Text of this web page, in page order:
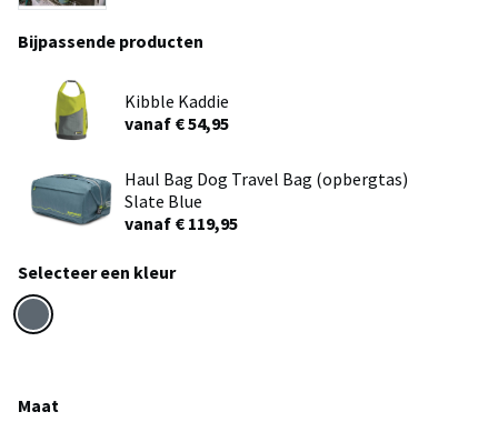
Bijpassende producten
Kibble Kaddie
vanaf € 54,95
Haul Bag Dog Travel Bag (opbergtas)
Slate Blue
vanaf € 119,95
Selecteer een kleur
Maat